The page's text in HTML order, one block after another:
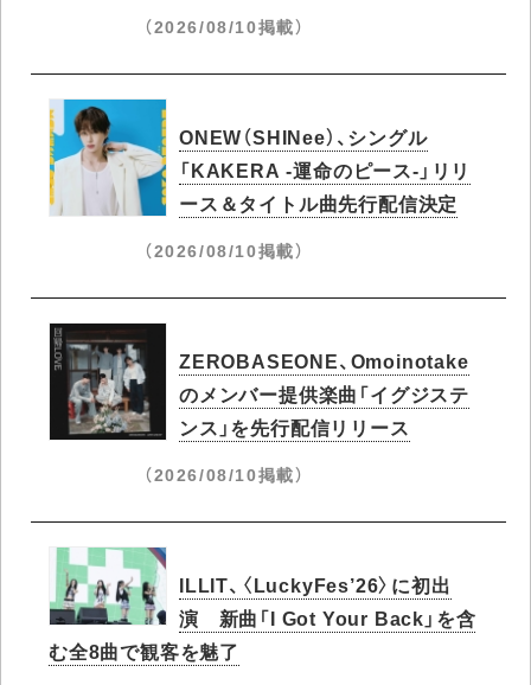
（2026/08/10掲載）
ONEW（SHINee）、シングル
「KAKERA -運命のピース-」リリ
ース＆タイトル曲先行配信決定
（2026/08/10掲載）
ZEROBASEONE、Omoinotake
のメンバー提供楽曲「イグジステ
ンス」を先行配信リリース
（2026/08/10掲載）
ILLIT、〈LuckyFes’26〉に初出
演 新曲「I Got Your Back」を含
む全8曲で観客を魅了